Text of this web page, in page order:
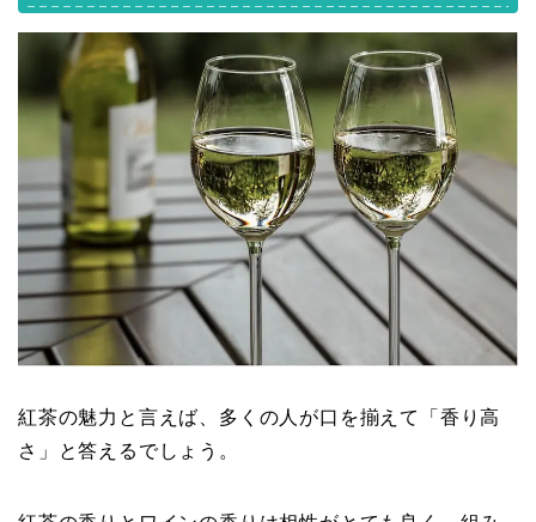
紅茶の魅力と言えば、多くの人が口を揃えて「香り高
さ」と答えるでしょう。